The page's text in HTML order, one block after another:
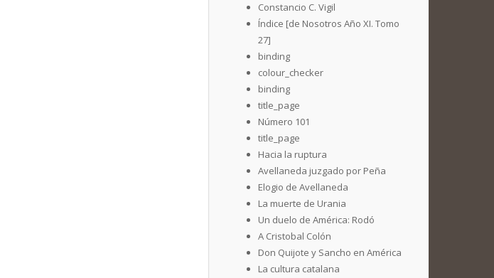
Constancio C. Vigil
Índice [de Nosotros Año XI. Tomo
27]
binding
colour_checker
binding
title_page
Número 101
title_page
Hacia la ruptura
Avellaneda juzgado por Peña
Elogio de Avellaneda
La muerte de Urania
Un duelo de América: Rodó
A Cristobal Colón
Don Quijote y Sancho en América
La cultura catalana